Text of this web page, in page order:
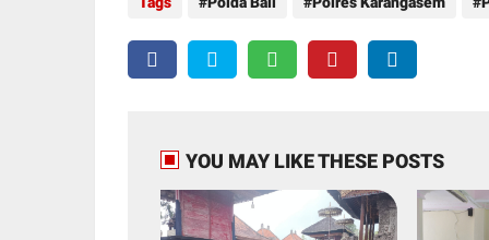
YOU MAY LIKE THESE POSTS